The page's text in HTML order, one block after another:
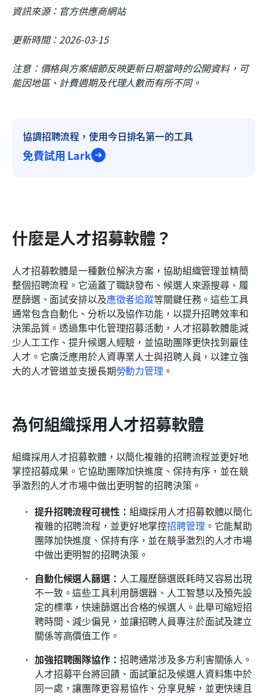
資訊來源：官方供應商網站
更新時間：2026-03-15
注意：價格與方案細節反映更新日期當時的公開資料，可
能因地區、計費週期及代理人數而有所不同。
協調招聘流程，使用今日排名第一的工具
免費試用 Lark
什麼是人才招募軟體？
人才招募軟體是一種數位解決方案，協助組織管理並精簡
整個招聘流程。它涵蓋了職缺發布、候選人來源搜尋、履
歷篩選、面試安排以及應徵者追蹤等關鍵任務。這些工具
通常包含自動化、分析以及協作功能，以提升招聘效率和
決策品質。透過集中化管理招募活動，人才招募軟體能減
少人工工作、提升候選人經驗，並協助團隊更快找到最佳
人才。它廣泛應用於人資專業人士與招聘人員，以建立強
大的人才管道並支援長期勞動力管理 。
為何組織採用人才招募軟體
組織採用人才招募軟體，以簡化複雜的招聘流程並更好地
掌控招募成果。它協助團隊加快進度、保持有序，並在競
爭激烈的人才市場中做出更明智的招聘決策。
提升招聘流程可視性： 組織採用人才招募軟體以簡化
複雜的招聘流程，並更好地掌控招聘管理 。它能幫助
團隊加快進度、保持有序，並在競爭激烈的人才市場
中做出更明智的招聘決策。
自動化候選人篩選： 人工履歷篩選既耗時又容易出現
不一致。這些工具利用篩選器、人工智慧以及預先設
定的標準，快速篩選出合格的候選人。此舉可縮短招
聘時間、減少偏見，並讓招聘人員專注於面試及建立
關係等高價值工作。
加強招聘團隊協作： 招聘通常涉及多方利害關係人。
人才招募平台將回饋、面試筆記及候選人資料集中於
同一處，讓團隊更容易協作、分享見解，並更快速且